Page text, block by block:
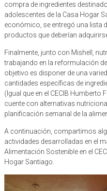
compra de ingredientes
adolescentes de la Casa Hogar
económico, se entregó una lista
productos que deberían
Finalmente, junto con Mishell,
trabajando en la reformulación
objetivo es disponer de una
cantidades específicas de
(Igual que en el CECIB Humberto
cuente con alternativas
planificación semanal de la
A continuación, compartimos
actividades desarrolladas en el
Alimentación Sostenible en el
Hogar Santiago.